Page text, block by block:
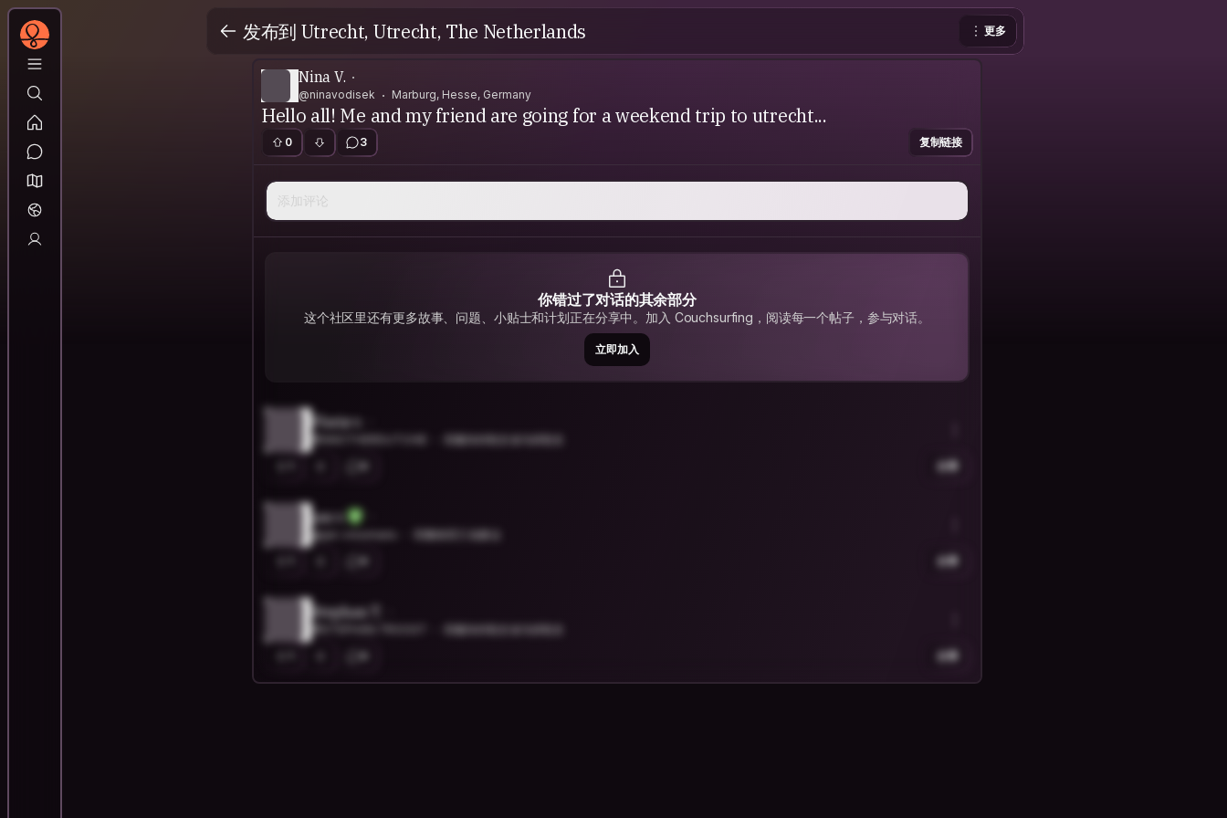
发布到 Utrecht, Utrecht, The Netherlands 更多
Nina V.
@ninavodisek Marburg, Hesse, Germany
Hello all! Me and my friend are going for a weekend trip to utrecht...
0 3 复制链接
添加评论
你错过了对话的其余部分
这个社区里还有更多故事、问题、小贴士和计划正在分享中。加入 Couchsurfing，阅读每一个帖子，参与对话。
立即加入
Floris v.
荷蘭烏特勒支省乌得勒支
分享
jan v.
@jan-vroomans
荷蘭南荷兰省豪达
分享
Stephan T.
荷蘭烏特勒支省乌得勒支
分享